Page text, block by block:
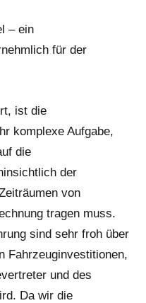
– ein
für der
ist die
komplexe Aufgabe,
die
der
von
tragen muss.
sind sehr froh über
Fahrzeuginvestitionen,
und des
Da wir die